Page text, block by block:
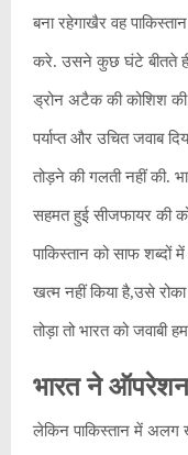
बना रहेगाखैर वह
करे. उसने कुछ घंटे बीतते
ड्रोन अटैक की कोशिश
पर्याप्त और उचित जवाब
तोड़ने की गलती नहीं की.
सहमत हुई सीजफायर की
पाकिस्तान को साफ शब्दों
खत्म नहीं किया है,उसे
तोड़ा तो भारत को जवाबी
भारत ने ऑपरेशन
लेकिन पाकिस्तान में अलग